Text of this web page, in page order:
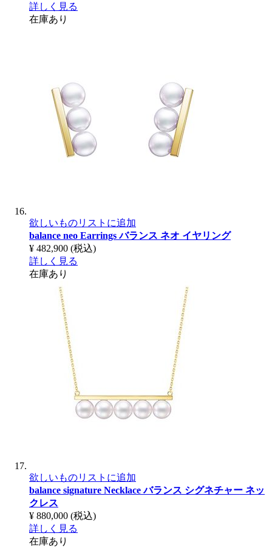
詳しく見る
在庫あり
欲しいものリストに追加
balance neo Earringsバランス ネオ イヤリング
¥ 482,900 (税込)
詳しく見る
在庫あり
欲しいものリストに追加
balance signature Necklaceバランス シグネチャー ネッ
クレス
¥ 880,000 (税込)
詳しく見る
在庫あり